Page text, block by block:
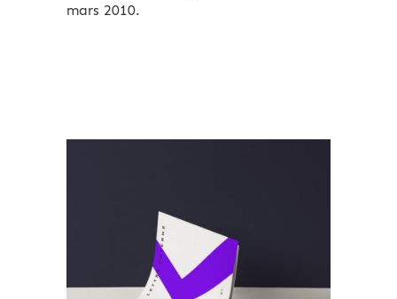
mars 2010.